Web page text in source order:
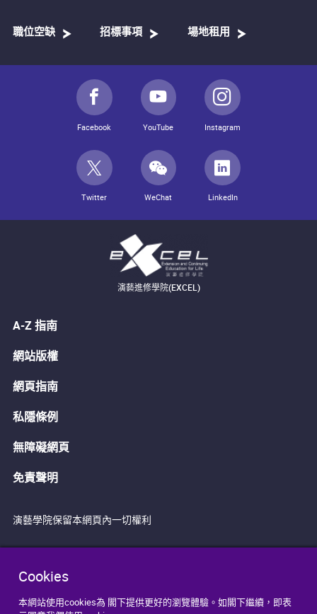
Cookies
本網站使用cookies為 閣下提供更好的瀏覽體驗。如閣下繼續，即表
職位空缺 招標事項 場地租用
Facebook YouTube Instagram
Twitter WeChat LinkedIn
演藝進修學院(EXCEL)
A-Z 指南
網站版權
網頁指南
私隱條例
無障礙網頁
免責聲明
演藝學院保留本網頁內一切權利